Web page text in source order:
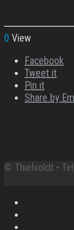
0 View
Facebook
Tweet it
Pin it
Share by
© Thielvoldt •